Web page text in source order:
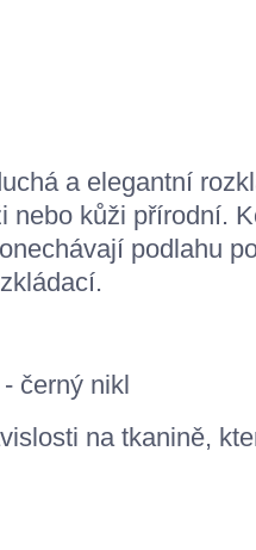
a elegantní
nebo kůži přírodní. K
podlahu
černý nikl
na tkanině,